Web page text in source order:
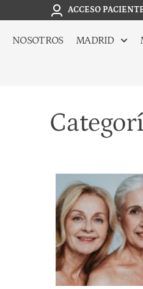
ACCESO
NOSOTROS MADRID